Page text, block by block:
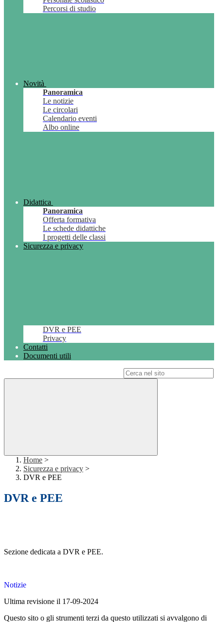
Percorsi di studio
Novità
Panoramica
Le notizie
Le circolari
Calendario eventi
Albo online
Didattica
Panoramica
Offerta formativa
Le schede didattiche
I progetti delle classi
Sicurezza e privacy
DVR e PEE
Privacy
Contatti
Documenti utili
Home >
Sicurezza e privacy >
DVR e PEE
DVR e PEE
Sezione dedicata a DVR e PEE.
Notizie
Ultima revisione il 17-09-2024
Questo sito o gli strumenti terzi da questo utilizzati si avvalgono di